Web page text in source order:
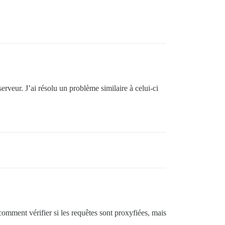
J’ai résolu un problème similaire à celui-ci
vérifier si les requêtes sont proxyfiées, mais